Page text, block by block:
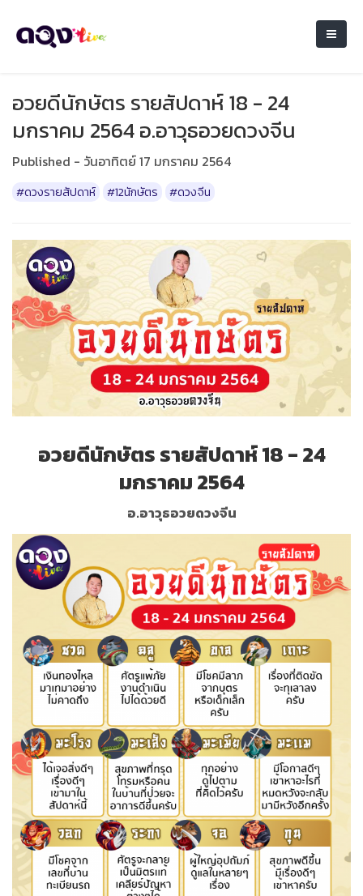
อวยดีนักษัตร รายสัปดาห์ 18 - 24
มกราคม 2564 อ.อาวุธอวยดวงจีน
Published - วันอาทิตย์ 17 มกราคม 2564
#ดวงรายสัปดาห์ #12นักษัตร #ดวงจีน
อวยดีนักษัตร รายสัปดาห์ 18 - 24
มกราคม 2564
อ.อาวุธอวยดวงจีน